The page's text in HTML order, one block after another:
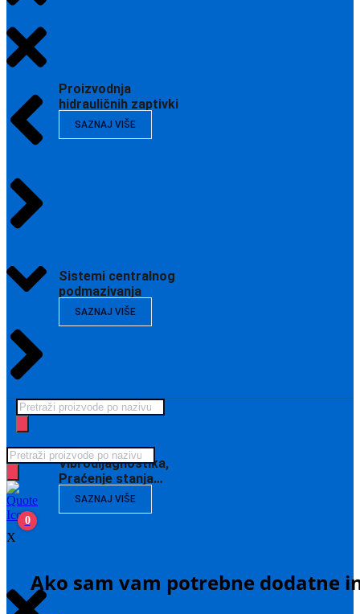
Proizvodnja
hidrauličnih zaptivki
SAZNAJ VIŠE
Sistemi centralnog
podmazivanja
SAZNAJ VIŠE
Vibrodijagnostika,
Praćenje stanja…
SAZNAJ VIŠE
Ako sam vam potrebne dodatne
Products
search
Products
search
0
X